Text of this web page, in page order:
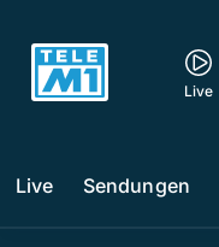
Live
Live Sendungen